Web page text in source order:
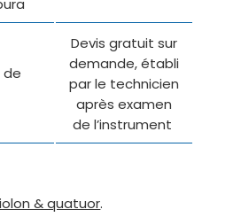
de
Devis gratuit sur
demande, établi
par le technicien
après examen
de l’instrument
& quatuor.